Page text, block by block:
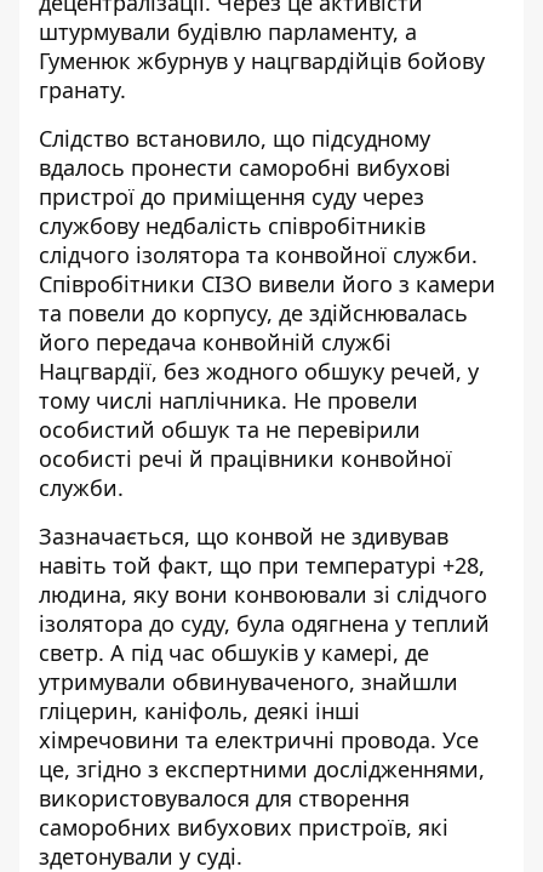
штурмували будівлю парламенту, а
Гуменюк жбурнув у нацгвардійців бойову
гранату.
Слідство встановило, що підсудному
вдалось пронести саморобні вибухові
пристрої до приміщення суду через
службову недбалість співробітників
слідчого ізолятора та конвойної служби.
Співробітники СІЗО вивели його з камери
та повели до корпусу, де здійснювалась
його передача конвойній службі
Нацгвардії, без жодного обшуку речей, у
тому числі наплічника. Не провели
особистий обшук та не перевірили
особисті речі й працівники конвойної
служби.
Зазначається, що конвой не здивував
навіть той факт, що при температурі +28,
людина, яку вони конвоювали зі слідчого
ізолятора до суду, була одягнена у теплий
светр. А під час обшуків у камері, де
утримували обвинуваченого, знайшли
гліцерин, каніфоль, деякі інші
хімречовини та електричні провода. Усе
це, згідно з експертними дослідженнями,
використовувалося для створення
саморобних вибухових пристроїв, які
здетонували у суді.